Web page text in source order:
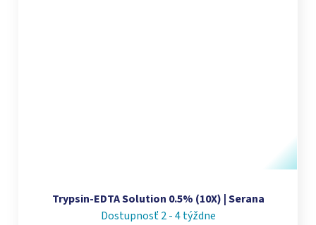
Trypsin-EDTA Solution 0.5% (10X) | Serana
Dostupnosť 2 - 4 týždne